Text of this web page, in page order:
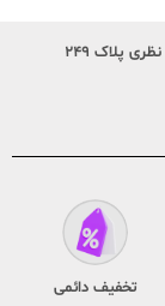
تخفیف دائمی